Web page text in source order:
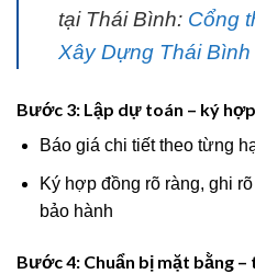
tại Thái Bình: Cổng
Xây Dựng Thái Bình
Bước 3: Lập dự toán – ký
Báo giá chi tiết theo từng
Ký hợp đồng rõ ràng, ghi
bảo hành
Bước 4: Chuẩn bị mặt bằng